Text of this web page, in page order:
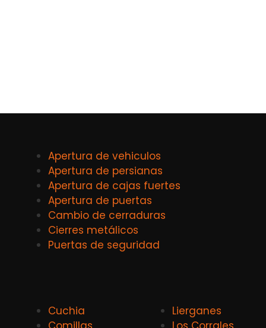
Apertura de vehiculos
Apertura de persianas
Apertura de cajas fuertes
Apertura de puertas
Cambio de cerraduras
Cierres metálicos
Puertas de seguridad
Cuchia
Lierganes